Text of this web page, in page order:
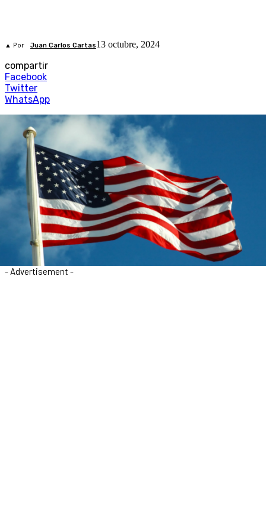
▲ Por Juan Carlos Cartas13 octubre, 2024
compartir
Facebook
Twitter
WhatsApp
- Advertisement -